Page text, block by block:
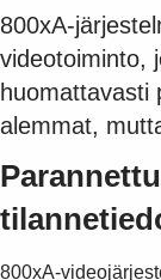
Toimialat
Palvelut
ABB lyhyesti
Mistä ostaa
Ota yhteyttä
800xA-
videotoiminto,
huomattavasti
alemmat,
800xA-